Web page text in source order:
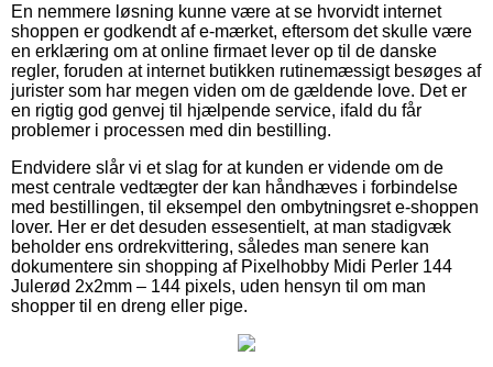
En nemmere løsning kunne være at se hvorvidt internet
shoppen er godkendt af e-mærket, eftersom det skulle være
en erklæring om at online firmaet lever op til de danske
regler, foruden at internet butikken rutinemæssigt besøges af
jurister som har megen viden om de gældende love. Det er
en rigtig god genvej til hjælpende service, ifald du får
problemer i processen med din bestilling.
Endvidere slår vi et slag for at kunden er vidende om de
mest centrale vedtægter der kan håndhæves i forbindelse
med bestillingen, til eksempel den ombytningsret e-shoppen
lover. Her er det desuden essesentielt, at man stadigvæk
beholder ens ordrekvittering, således man senere kan
dokumentere sin shopping af Pixelhobby Midi Perler 144
Julerød 2x2mm – 144 pixels, uden hensyn til om man
shopper til en dreng eller pige.